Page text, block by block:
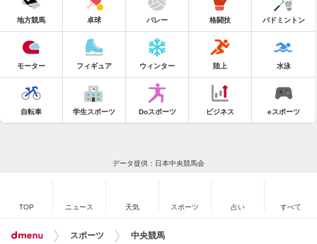
地方競馬 卓球 バレー 格闘技 バドミントン
モーター フィギュア ウィンター 陸上 水泳
自転車 学生スポーツ Doスポーツ ビジネス eスポーツ
データ提供：日本中央競馬会
TOP ニュース 天気 スポーツ 占い すべて
スポーツ 中央競馬